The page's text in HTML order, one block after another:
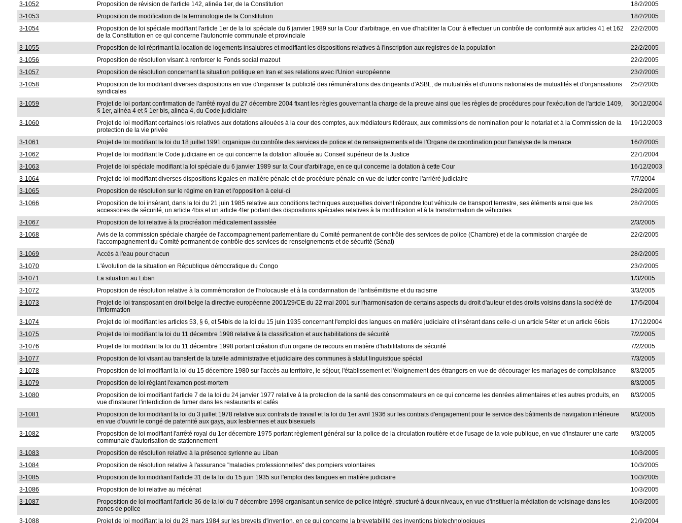
3-1052 Proposition de révision de l'article 142, alinéa 1er, de la Constitution
18/2/2005
3-1053
Proposition de modification de la terminologie de la Constitution
18/2/2005
3-1054
Proposition de loi spéciale modifiant l'article 1er de la loi spéciale du 6 janvier 1989 sur la Cour d'arbitrage, en vue d'habiliter la Cour à effectuer un contrôle de conformité aux articles 41 et 162
de la Constitution en ce qui concerne l'autonomie communale et provinciale
22/2/2005
3-1055 Proposition de loi réprimant la location de logements insalubres et modifiant les dispositions relatives à l'inscription aux registres de la population
22/2/2005
3-1056
Proposition de résolution visant à renforcer le Fonds social mazout
22/2/2005
3-1057
Proposition de résolution concernant la situation politique en Iran et ses relations avec l'Union européenne
23/2/2005
3-1058
Proposition de loi modifiant diverses dispositions en vue d'organiser la publicité des rémunérations des dirigeants d'ASBL, de mutualités et d'unions nationales de mutualités et d'organisations
syndicales
25/2/2005
3-1059
Projet de loi portant confirmation de l'arrêté royal du 27 décembre 2004 fixant les règles gouvernant la charge de la preuve ainsi que les règles de procédures pour l'exécution de l'article 1409,
§ 1er, alinéa 4 et § 1er bis, alinéa 4, du Code judiciaire
30/12/2004
3-1060
Projet de loi modifiant certaines lois relatives aux dotations allouées à la cour des comptes, aux médiateurs fédéraux, aux commissions de nomination pour le notariat et à la Commission de la
protection de la vie privée
19/12/2003
3-1061 Projet de loi modifiant la loi du 18 juillet 1991 organique du contrôle des services de police et de renseignements et de l'Organe de coordination pour l'analyse de la menace
16/2/2005
3-1062
Projet de loi modifiant le Code judiciaire en ce qui concerne la dotation allouée au Conseil supérieur de la Justice
22/1/2004
3-1063
Projet de loi spéciale modifiant la loi spéciale du 6 janvier 1989 sur la Cour d'arbitrage, en ce qui concerne la dotation à cette Cour
16/12/2003
3-1064
Projet de loi modifiant diverses dispositions légales en matière pénale et de procédure pénale en vue de lutter contre l'arriéré judiciaire
7/7/2004
3-1065
Proposition de résolution sur le régime en Iran et l'opposition à celui-ci
28/2/2005
3-1066
Proposition de loi insérant, dans la loi du 21 juin 1985 relative aux conditions techniques auxquelles doivent répondre tout véhicule de transport terrestre, ses éléments ainsi que les
accessoires de sécurité, un article 4bis et un article 4ter portant des dispositions spéciales relatives à la modification et à la transformation de véhicules
28/2/2005
3-1067 Proposition de loi relative à la procréation médicalement assistée
2/3/2005
3-1068
Avis de la commission spéciale chargée de l'accompagnement parlementiare du Comité permanent de contrôle des services de police (Chambre) et de la commission chargée de
l'accompagnement du Comité permanent de contrôle des services de renseignements et de sécurité (Sénat)
22/2/2005
3-1069 Accès à l'eau pour chacun
28/2/2005
3-1070
L'évolution de la situation en République démocratique du Congo
23/2/2005
3-1071
La situation au Liban
1/3/2005
3-1072
Proposition de résolution relative à la commémoration de l'holocauste et à la condamnation de l'antisémitisme et du racisme
3/3/2005
3-1073
Projet de loi transposant en droit belge la directive européenne 2001/29/CE du 22 mai 2001 sur l'harmonisation de certains aspects du droit d'auteur et des droits voisins dans la société de
l'information
17/5/2004
3-1074 Projet de loi modifiant les articles 53, § 6, et 54bis de la loi du 15 juin 1935 concernant l'emploi des langues en matière judiciaire et insérant dans celle-ci un article 54ter et un article 66bis
17/12/2004
3-1075
Projet de loi modifiant la loi du 11 décembre 1998 relative à la classification et aux habilitations de sécurité
7/2/2005
3-1076
Projet de loi modifiant la loi du 11 décembre 1998 portant création d'un organe de recours en matière d'habilitations de sécurité
7/2/2005
3-1077
Proposition de loi visant au transfert de la tutelle administrative et judiciaire des communes à statut linguistique spécial
7/3/2005
3-1078
Proposition de loi modifiant la loi du 15 décembre 1980 sur l'accès au territoire, le séjour, l'établissement et l'éloignement des étrangers en vue de décourager les mariages de complaisance
8/3/2005
3-1079
Proposition de loi réglant l'examen post-mortem
8/3/2005
3-1080
Proposition de loi modifiant l'article 7 de la loi du 24 janvier 1977 relative à la protection de la santé des consommateurs en ce qui concerne les denrées alimentaires et les autres produits, en
vue d'instaurer l'interdiction de fumer dans les restaurants et cafés
8/3/2005
3-1081
Proposition de loi modifiant la loi du 3 juillet 1978 relative aux contrats de travail et la loi du 1er avril 1936 sur les contrats d'engagement pour le service des bâtiments de navigation intérieure
en vue d'ouvrir le congé de paternité aux gays, aux lesbiennes et aux bisexuels
9/3/2005
3-1082
Proposition de loi modifiant l'arrêté royal du 1er décembre 1975 portant règlement général sur la police de la circulation routière et de l'usage de la voie publique, en vue d'instaurer une carte
communale d'autorisation de stationnement
9/3/2005
3-1083 Proposition de résolution relative à la présence syrienne au Liban
10/3/2005
3-1084
Proposition de résolution relative à l'assurance "maladies professionnelles" des pompiers volontaires
10/3/2005
3-1085
Proposition de loi modifiant l'article 31 de la loi du 15 juin 1935 sur l'emploi des langues en matière judiciaire
10/3/2005
3-1086
Proposition de loi relative au mécénat
10/3/2005
3-1087
Proposition de loi modifiant l'article 36 de la loi du 7 décembre 1998 organisant un service de police intégré, structuré à deux niveaux, en vue d'instituer la médiation de voisinage dans les
zones de police
10/3/2005
3-1088 Projet de loi modifiant la loi du 28 mars 1984 sur les brevets d'invention, en ce qui concerne la brevetabilité des inventions biotechnologiques 21/9/2004